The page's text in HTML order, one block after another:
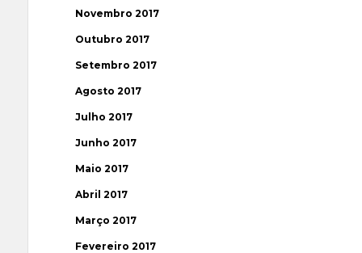
Novembro 2017
Outubro 2017
Setembro 2017
Agosto 2017
Julho 2017
Junho 2017
Maio 2017
Abril 2017
Março 2017
Fevereiro 2017